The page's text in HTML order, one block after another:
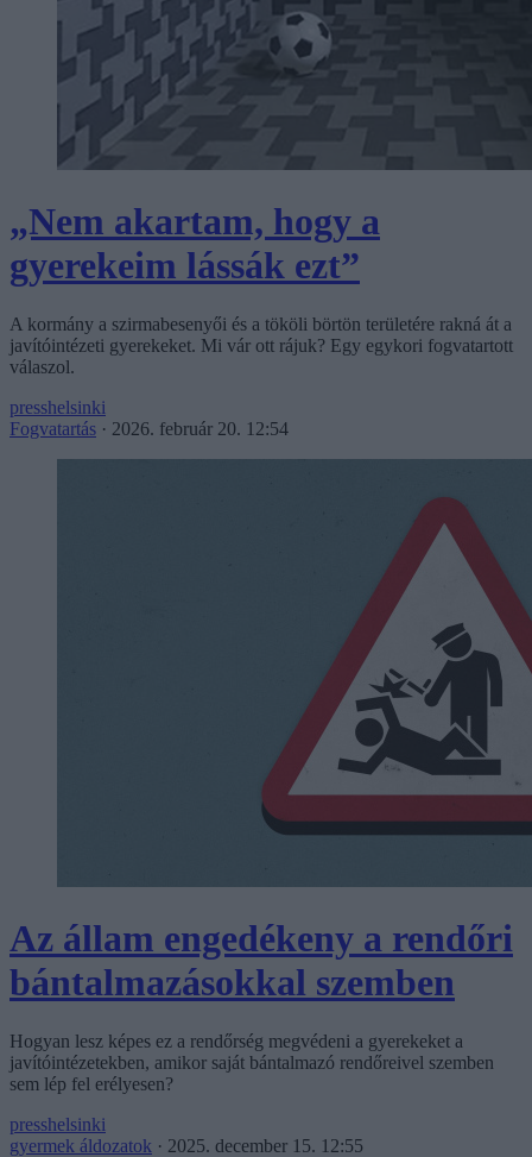
„Nem akartam, hogy a
gyerekeim lássák ezt”
A kormány a szirmabesenyői és a tököli börtön területére rakná át a
javítóintézeti gyerekeket. Mi vár ott rájuk? Egy egykori fogvatartott
válaszol.
presshelsinki
Fogvatartás · 2026. február 20. 12:54
Az állam engedékeny a rendőri
bántalmazásokkal szemben
Hogyan lesz képes ez a rendőrség megvédeni a gyerekeket a
javítóintézetekben, amikor saját bántalmazó rendőreivel szemben
sem lép fel erélyesen?
presshelsinki
gyermek áldozatok · 2025. december 15. 12:55